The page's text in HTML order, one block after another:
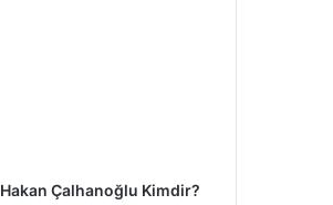
Hakan Çalhanoğlu Kimdir?